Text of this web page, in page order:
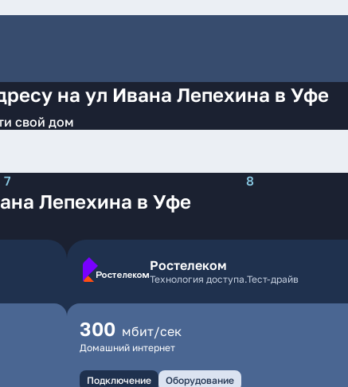
на ул Ивана Лепехина в Уфе
свой дом
7 8
Лепехина в Уфе
Ростелеком
Технология доступа.Тест-драйв
300 мбит/сек
Домашний интернет
Подключение Оборудование